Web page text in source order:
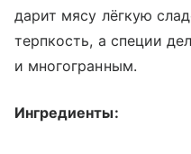
дарит мясу лёгкую
терпкость, а специи
и многогранным.
Ингредиенты: